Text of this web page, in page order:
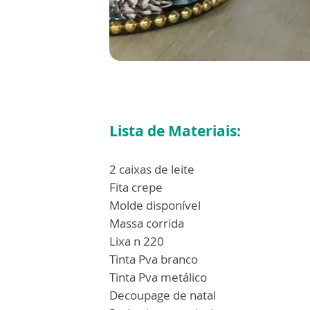
Lista de Materiais:
2 caixas de leite
Fita crepe
Molde disponível
Massa corrida
Lixa n 220
Tinta Pva branco
Tinta Pva metálico
Decoupage de natal